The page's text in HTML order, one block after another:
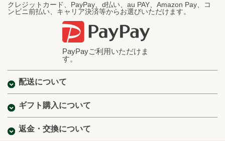
クレジットカード、PayPay、d払い、au PAY、Amazon Pay、コ
ンビニ前払い、キャリア決済等からお選びいただけます。
PayPayご利用いただけま
す。
配送について
ギフト購入について
返金・交換について